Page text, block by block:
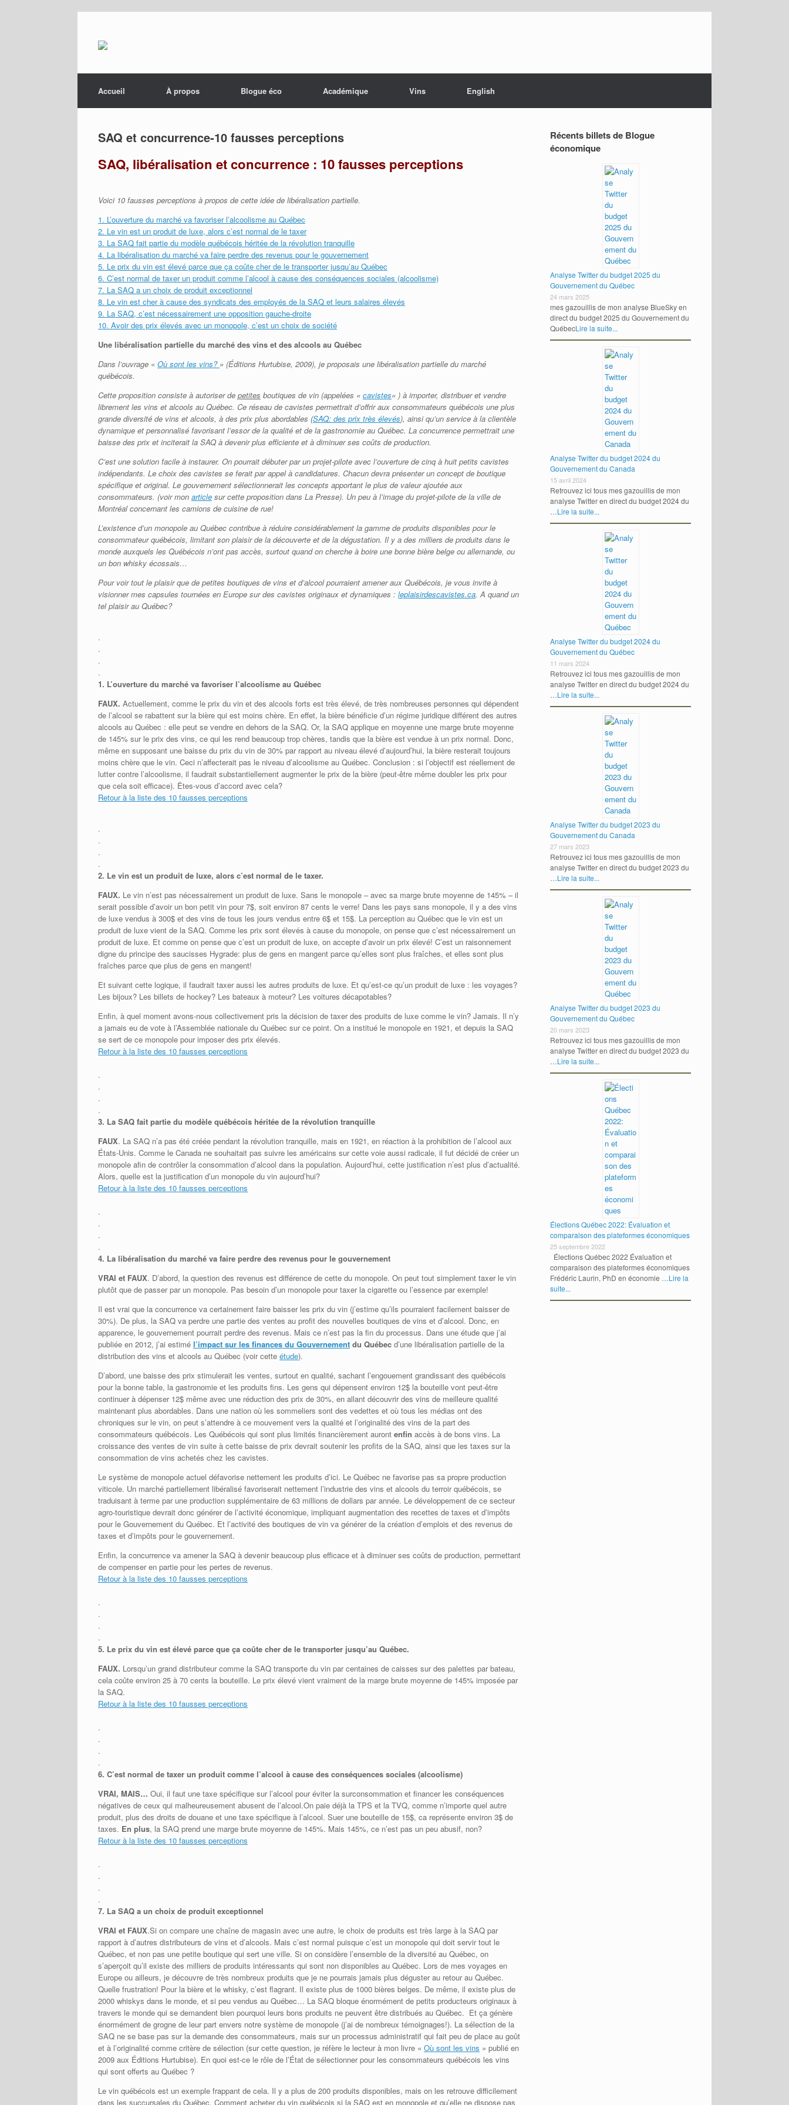
Accueil
À propos Blogue éco Académique Vins English
SAQ et concurrence-10 fausses perceptions
SAQ, libéralisation et concurrence : 10 fausses perceptions
Voici 10 fausses perceptions à propos de cette idée de libéralisation partielle.
1. L’ouverture du marché va favoriser l’alcoolisme au Québec
2. Le vin est un produit de luxe, alors c’est normal de le taxer
3. La SAQ fait partie du modèle québécois héritée de la révolution tranquille
4. La libéralisation du marché va faire perdre des revenus pour le gouvernement
5. Le prix du vin est élevé parce que ça coûte cher de le transporter jusqu’au Québec
6. C’est normal de taxer un produit comme l’alcool à cause des conséquences sociales (alcoolisme)
7. La SAQ a un choix de produit exceptionnel
8. Le vin est cher à cause des syndicats des employés de la SAQ et leurs salaires élevés
9. La SAQ, c’est nécessairement une opposition gauche-droite
10. Avoir des prix élevés avec un monopole, c’est un choix de société
Une libéralisation partielle du marché des vins et des alcools au Québec
Dans l’ouvrage « Où sont les vins? » (Éditions Hurtubise, 2009), je proposais une libéralisation partielle du marché
québécois.
Cette proposition consiste à autoriserde petites boutiques de vin (appelées « cavistes« ) à importer, distribuer et vendre
librement les vins et alcools au Québec. Ce réseau de cavistes permettrait d’offrir aux consommateurs québécois une plus
grande diversité de vins et alcools, à des prix plus abordables (SAQ: des prix très élevés), ainsi qu’un service à la clientèle
dynamique et personnalisé favorisant l’essor de la qualité et de la gastronomie au Québec. La concurrence permettrait une
baisse des prix et inciterait la SAQ à devenir plus efficiente et à diminuer ses coûts de production.
C’est une solution facile à instaurer. On pourrait débuter par un projet-pilote avec l’ouverture de cinq à huit petits cavistes
indépendants. Le choix des cavistes se ferait par appel à candidatures. Chacun devra présenter un concept de boutique
spécifique et original. Le gouvernement sélectionnerait les concepts apportant le plus de valeur ajoutée aux
consommateurs. (voir mon article sur cette proposition dans La Presse). Un peu à l’image du projet-pilote de la ville de
Montréal concernant les camions de cuisine de rue!
L’existence d’un monopole au Québec contribue à réduire considérablement la gamme de produits disponibles pour le
consommateur québécois, limitant son plaisir de la découverte et de la dégustation. Il y a des milliers de produits dans le
monde auxquels les Québécois n’ont pas accès, surtout quand on cherche à boire une bonne bière belge ou allemande, ou
un bon whisky écossais…
Pour voir tout le plaisir que de petites boutiques de vins et d’alcool pourraient amener aux Québécois, je vous invite à
visionner mes capsules tournées en Europe sur des cavistes originaux et dynamiques : leplaisirdescavistes.ca. A quand un
tel plaisir au Québec?
.
.
.
.
1. L’ouverture du marché va favoriser l’alcoolisme au Québec
FAUX. Actuellement, comme le prix du vin et des alcools forts est très élevé, de très nombreuses personnes qui dépendent
de l’alcool se rabattent sur la bière qui est moins chère. En effet, la bière bénéficie d’un régime juridique différent des autres
alcools au Québec : elle peut se vendre en dehors de la SAQ. Or, la SAQ applique en moyenne une marge brute moyenne
de 145% sur le prix des vins, ce qui les rend beaucoup trop chères, tandis que la bière est vendue à un prix normal. Donc,
même en supposant une baisse du prix du vin de 30% par rapport au niveau élevé d’aujourd’hui, la bière resterait toujours
moins chère que le vin. Ceci n’affecterait pas le niveau d’alcoolisme au Québec. Conclusion : si l’objectif est réellement de
lutter contre l’alcoolisme, il faudrait substantiellement augmenter le prix de la bière (peut-être même doubler les prix pour
que cela soit efficace). Êtes-vous d’accord avec cela?
Retour à la liste des 10 fausses perceptions
.
.
.
.
2. Le vin est un produit de luxe, alors c’est normal de le taxer.
FAUX. Le vin n’est pas nécessairement un produit de luxe. Sans le monopole – avec sa marge brute moyenne de 145% – il
serait possible d’avoir un bon petit vin pour 7$, soit environ 87 cents le verre! Dans les pays sans monopole, il y a des vins
de luxe vendus à 300$ et des vins de tous les jours vendus entre 6$ et 15$. La perception au Québec que le vin est un
produit de luxe vient de la SAQ. Comme les prix sont élevés à cause du monopole, on pense que c’est nécessairement un
produit de luxe. Et comme on pense que c’est un produit de luxe, on accepte d’avoir un prix élevé! C’est un raisonnement
digne du principe des saucisses Hygrade: plus de gens en mangent parce qu’elles sont plus fraîches, et elles sont plus
fraîches parce que plus de gens en mangent!
Et suivant cette logique, il faudrait taxer aussi les autres produits de luxe. Et qu’est-ce qu’un produit de luxe : les voyages?
Les bijoux? Les billets de hockey? Les bateaux à moteur? Les voitures décapotables?
Enfin, à quel moment avons-nous collectivement pris la décision de taxer des produits de luxe comme le vin? Jamais. Il n’y
a jamais eu de vote à l’Assemblée nationale du Québec sur ce point. On a institué le monopole en 1921, et depuis la SAQ
se sert de ce monopole pour imposer des prix élevés.
Retour à la liste des 10 fausses perceptions
.
.
.
.
3. La SAQ fait partie du modèle québécois héritée de la révolution tranquille
FAUX. La SAQ n’a pas été créée pendant la révolution tranquille, mais en 1921, en réaction à la prohibition de l’alcool aux
États-Unis. Comme le Canada ne souhaitait pas suivre les américains sur cette voie aussi radicale, il fut décidé de créer un
monopole afin de contrôler la consommation d’alcool dans la population. Aujourd’hui, cette justification n’est plus d’actualité.
Alors, quelle est la justification d’un monopole du vin aujourd’hui?
Retour à la liste des 10 fausses perceptions
.
.
.
.
4. La libéralisation du marché va faire perdre des revenus pour le gouvernement
VRAI et FAUX. D’abord, la question des revenus est différence de cette du monopole. On peut tout simplement taxer le vin
plutôt que de passer par un monopole. Pas besoin d’un monopole pour taxer la cigarette ou l’essence par exemple!
Il est vrai que la concurrence va certainement faire baisser les prix du vin (j’estime qu’ils pourraient facilement baisser de
30%). De plus, la SAQ va perdre une partie des ventes au profit des nouvelles boutiques de vins et d’alcool. Donc, en
apparence, le gouvernement pourrait perdre des revenus. Mais ce n’est pas la fin du processus. Dans une étude que j’ai
publiée en 2012, j’ai estimé l’impact sur les finances du Gouvernement du Québec d’une libéralisation partielle de la
distribution des vins et alcools au Québec (voir cette étude).
D’abord, une baisse des prix stimulerait les ventes, surtout en qualité, sachant l’engouement grandissant des québécois
pour la bonne table, la gastronomie et les produits fins. Les gens qui dépensent environ 12$ la bouteille vont peut-être
continuer à dépenser 12$ même avec une réduction des prix de 30%, en allant découvrir des vins de meilleure qualité
maintenant plus abordables. Dans une nation où les sommeliers sont des vedettes et où tous les médias ont des
chroniques sur le vin, on peut s’attendre à ce mouvement vers la qualité et l’originalité des vins de la part des
consommateurs québécois. Les Québécois qui sont plus limités financièrement auront enfin accès à de bons vins. La
croissance des ventes de vin suite à cette baisse de prix devrait soutenir les profits de la SAQ, ainsi que les taxes sur la
consommation de vins achetés chez les cavistes.
Le système de monopole actuel défavorise nettement les produits d’ici. Le Québec ne favorise pas sa propre production
viticole. Un marché partiellement libéralisé favoriserait nettement l’industrie des vins et alcools du terroir québécois, se
traduisant à terme par une production supplémentaire de 63 millions de dollars par année. Le développement de ce secteur
agro-touristique devrait donc générer de l’activité économique, impliquant augmentation des recettes de taxes et d’impôts
pour le Gouvernement du Québec. Et l’activité des boutiques de vin va générer de la création d’emplois et des revenus de
taxes et d’impôts pour le gouvernement.
Enfin, la concurrence va amener la SAQ à devenir beaucoup plus efficace et à diminuer ses coûts de production, permettant
de compenser en partie pour les pertes de revenus.
Retour à la liste des 10 fausses perceptions
.
.
.
.
5. Le prix du vin est élevé parce que ça coûte cher de le transporter jusqu’au Québec.
FAUX. Lorsqu’un grand distributeur comme la SAQ transporte du vin par centaines de caisses sur des palettes par bateau,
cela coûte environ 25 à 70 cents la bouteille. Le prix élevé vient vraiment de la marge brute moyenne de 145% imposée par
la SAQ.
Retour à la liste des 10 fausses perceptions
.
.
.
.
6. C’est normal de taxer un produit comme l’alcool à cause des conséquences sociales (alcoolisme)
VRAI, MAIS… Oui, il faut une taxe spécifique sur l’alcool pour éviter la surconsommation et financer les conséquences
négatives de ceux qui malheureusement abusent de l’alcool.On paie déjà la TPS et la TVQ, comme n’importe quel autre
produit, plus des droits de douane et une taxe spécifique à l’alcool. Suer une bouteille de 15$, ca représente environ 3$ de
taxes. En plus, la SAQ prend une marge brute moyenne de 145%. Mais 145%, ce n’est pas un peu abusif, non?
Retour à la liste des 10 fausses perceptions
.
.
.
.
7. La SAQ a un choix de produit exceptionnel
VRAI et FAUX.Si on compare une chaîne de magasin avec une autre, le choix de produits est très large à la SAQ par
rapport à d’autres distributeurs de vins et d’alcools. Mais c’est normal puisque c’est un monopole qui doit servir tout le
Québec, et non pas une petite boutique qui sert une ville. Si on considère l’ensemble de la diversité au Québec, on
s’aperçoit qu’il existe des milliers de produits intéressants qui sont non disponibles au Québec. Lors de mes voyages en
Europe ou ailleurs, je découvre de très nombreux produits que je ne pourrais jamais plus déguster au retour au Québec.
Quelle frustration! Pour la bière et le whisky, c’est flagrant. Il existe plus de 1000 bières belges. De même, il existe plus de
2000 whiskys dans le monde, et si peu vendus au Québec… La SAQ bloque énormément de petits producteurs originaux à
travers le monde qui se demandent bien pourquoi leurs bons produits ne peuvent être distribués au Québec. Et ça génère
énormément de grogne de leur part envers notre système de monopole (j’ai de nombreux témoignages!). La sélection de la
SAQ ne se base pas sur la demande des consommateurs, mais sur un processus administratif qui fait peu de place au goût
et à l’originalité comme critère de sélection (sur cette question, je réfère le lecteur à mon livre « Où sont les vins » publié en
2009 aux Éditions Hurtubise). En quoi est-ce le rôle de l’État de sélectionner pour les consommateurs québécois les vins
qui sont offerts au Québec ?
Le vin québécois est un exemple frappant de cela. Il y a plus de 200 produits disponibles, mais on les retrouve difficilement
dans les succursales du Québec. Comment acheter du vin québécois si la SAQ est en monopole et qu’elle ne dispose pas
Récents billets de Blogue
économique
Analyse Twitter du budget 2025 du
Gouvernement du Québec
24 mars 2025
mes gazouillis de mon analyse BlueSky en
direct du budget 2025 du Gouvernement du
QuébecLire la suite...
Analyse Twitter du budget 2024 du
Gouvernement du Canada
15 avril 2024
Retrouvez ici tous mes gazouillis de mon
analyse Twitter en direct du budget 2024 du
…Lire la suite...
Analyse Twitter du budget 2024 du
Gouvernement du Québec
11 mars 2024
Retrouvez ici tous mes gazouillis de mon
analyse Twitter en direct du budget 2024 du
…Lire la suite...
Analyse Twitter du budget 2023 du
Gouvernement du Canada
27 mars 2023
Retrouvez ici tous mes gazouillis de mon
analyse Twitter en direct du budget 2023 du
…Lire la suite...
Analyse Twitter du budget 2023 du
Gouvernement du Québec
20 mars 2023
Retrouvez ici tous mes gazouillis de mon
analyse Twitter en direct du budget 2023 du
…Lire la suite...
Élections Québec 2022: Évaluation et
comparaison des plateformes économiques
25 septembre 2022
Élections Québec 2022 Évaluation et
comparaison des plateformes économiques
Frédéric Laurin, PhD en économie …Lire la
suite...